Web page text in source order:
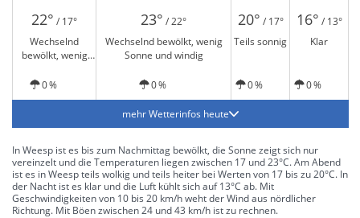
22° / 17° 23° / 22° 20° / 17° 16° / 13°
Wechselnd
bewölkt, wenig
Wechselnd bewölkt, wenig
Sonne und windig
Teils sonnig Klar
0 % 0 % 0 % 0 %
mehr Wetterinfos heute
In Weesp ist es bis zum Nachmittag bewölkt, die Sonne zeigt sich nur
vereinzelt und die Temperaturen liegen zwischen 17 und 23°C. Am Abend
ist es in Weesp teils wolkig und teils heiter bei Werten von 17 bis zu 20°C. In
der Nacht ist es klar und die Luft kühlt sich auf 13°C ab. Mit
Geschwindigkeiten von 10 bis 20 km/h weht der Wind aus nördlicher
Richtung. Mit Böen zwischen 24 und 43 km/h ist zu rechnen.